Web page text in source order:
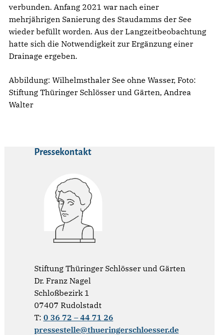
verbunden. Anfang 2021 war nach einer
mehrjährigen Sanierung des Staudamms der See
wieder befüllt worden. Aus der Langzeitbeobachtung
hatte sich die Notwendigkeit zur Ergänzung einer
Drainage ergeben.
Abbildung: Wilhelmsthaler See ohne Wasser, Foto:
Stiftung Thüringer Schlösser und Gärten, Andrea
Walter
Pressekontakt
Stiftung Thüringer Schlösser und Gärten
Dr. Franz Nagel
Schloßbezirk 1
07407 Rudolstadt
T: 0 36 72 – 44 71 26
pressestelle@thueringerschloesser.de